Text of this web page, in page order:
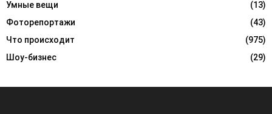
Умные вещи
(13)
Фоторепортажи
(43)
Что происходит
(975)
Шоу-бизнес
(29)